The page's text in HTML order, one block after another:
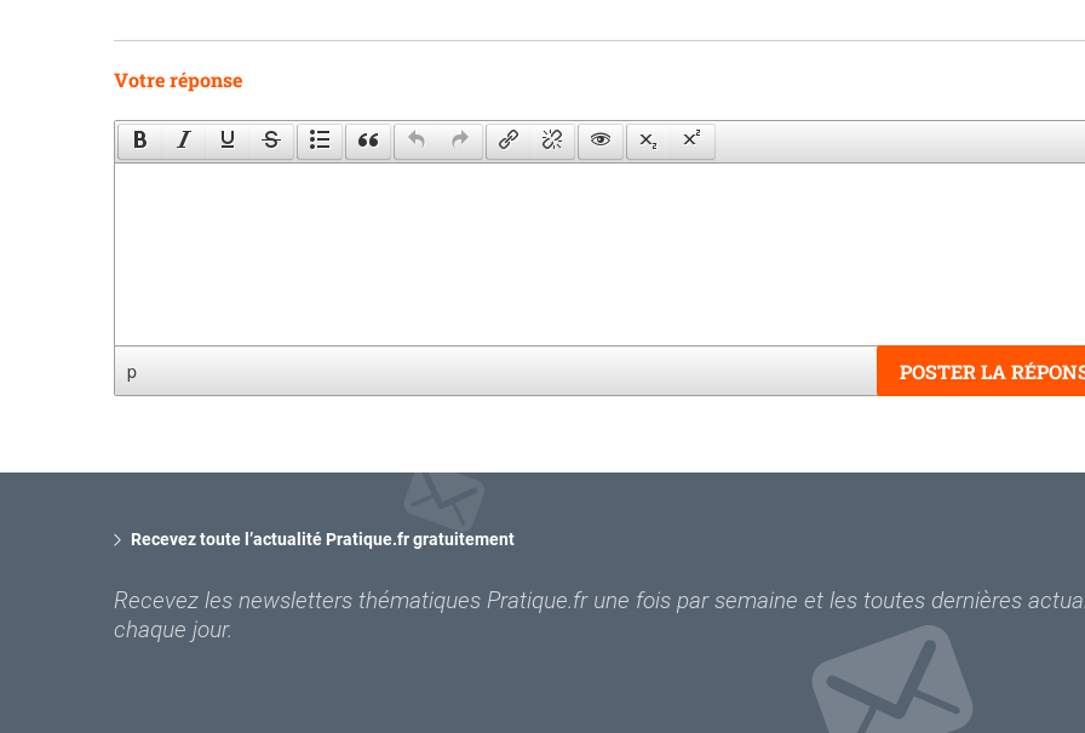
Votre réponse
p POSTER LA
Recevez toute l’actualité Pratique.fr gratuitement
Recevez les newsletters thématiques Pratique.fr une fois par semaine et les toutes dernières
chaque jour.